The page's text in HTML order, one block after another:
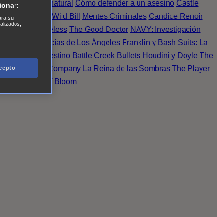
Sobrenatural Cómo defender a un asesino Castle
de Noche Wild Bill Mentes Criminales Candice Renoir
crimen Timeless The Good Doctor NAVY: Investigación
Finest. Policías de Los Ángeles Franklin y Bash Suits: La
Último Destino Battle Creek Bullets Houdini y Doyle The
X Company La Reina de las Sombras The Player
Bloom
su